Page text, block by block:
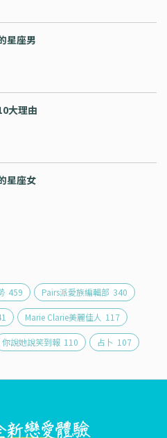
星座男
大理由
星座女
459 Pairs派愛族編輯部 340
Marie Clarie美麗佳人 117
你說她說笑到報 110 占卜 107